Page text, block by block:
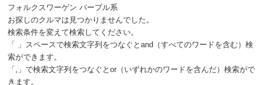
フォルクスワーゲン パープル系
お探しのクルマは見つかりませんでした。
検索条件を変えて検索してください。
「 」スペースで検索文字列をつなぐとand（すべてのワードを含む）検
索ができます。
「,」で検索文字列をつなぐとor（いずれかのワードを含んだ）検索がで
きます。